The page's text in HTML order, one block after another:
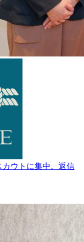
ウトに集中。返信